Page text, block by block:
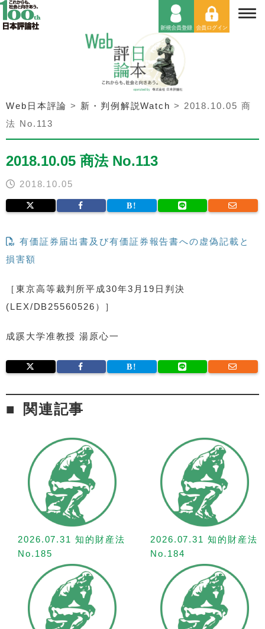
Web日本評論 > 新・判例解説Watch > 2018.10.05 商
法 No.113
2018.10.05 商法 No.113
2018.10.05
有価証券届出書及び有価証券報告書への虚偽記載と
損害額
［東京高等裁判所平成30年3月19日判決
(LEX/DB25560526）］
成蹊大学准教授 湯原心一
関連記事
2026.07.31 知的財産法
No.185
2026.07.31 知的財産法
No.184